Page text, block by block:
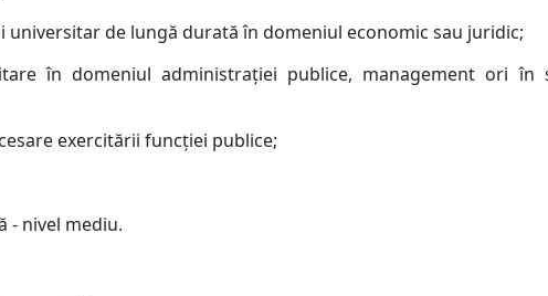
de lungă durată în domeniul economic sau juridic;
în domeniul administraţiei publice, management ori în
exercitării funcţiei publice;
- nivel mediu.